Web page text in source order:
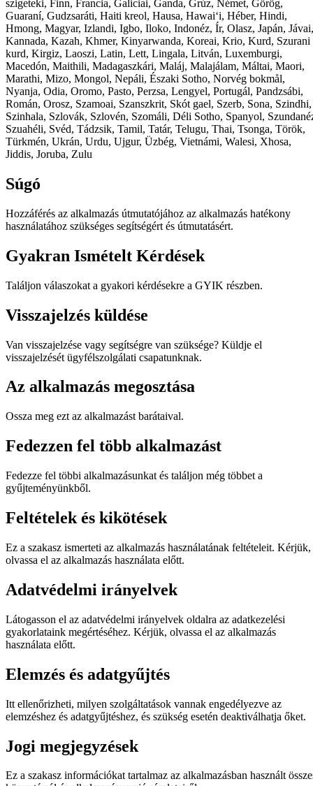
szigeteki, Finn, Francia, Galiciai, Ganda, Grúz, Német, Görög,
Guaraní, Gudzsaráti, Haiti kreol, Hausa, Hawaiʻi, Héber, Hindi,
Hmong, Magyar, Izlandi, Igbo, Iloko, Indonéz, Ír, Olasz, Japán, Jávai,
Kannada, Kazah, Khmer, Kinyarwanda, Koreai, Krio, Kurd, Szurani
kurd, Kirgiz, Laoszi, Latin, Lett, Lingala, Litván, Luxemburgi,
Macedón, Maithili, Madagaszkári, Maláj, Malajálam, Máltai, Maori,
Marathi, Mizo, Mongol, Nepáli, Északi Sotho, Norvég bokmål,
Nyanja, Odia, Oromo, Pasto, Perzsa, Lengyel, Portugál, Pandzsábi,
Román, Orosz, Szamoai, Szanszkrit, Skót gael, Szerb, Sona, Szindhi,
Szinhala, Szlovák, Szlovén, Szomáli, Déli Sotho, Spanyol,
Szuahéli, Svéd, Tádzsik, Tamil, Tatár, Telugu, Thai, Tsonga, Török,
Türkmén, Ukrán, Urdu, Ujgur, Üzbég, Vietnámi, Walesi, Xhosa,
Jiddis, Joruba, Zulu
Súgó
Hozzáférés az alkalmazás útmutatójához az alkalmazás hatékony
használatához szükséges segítségért és útmutatásért.
Gyakran Ismételt Kérdések
Találjon válaszokat a gyakori kérdésekre a GYIK részben.
Visszajelzés küldése
Van visszajelzése vagy segítségre van szüksége? Küldje el
visszajelzését ügyfélszolgálati csapatunknak.
Az alkalmazás megosztása
Ossza meg ezt az alkalmazást barátaival.
Fedezzen fel több alkalmazást
Fedezze fel többi alkalmazásunkat és találjon még többet a
gyűjteményünkből.
Feltételek és kikötések
Ez a szakasz ismerteti az alkalmazás használatának feltételeit. Kérjük,
olvassa el az alkalmazás használata előtt.
Adatvédelmi irányelvek
Látogasson el az adatvédelmi irányelvek oldalra az adatkezelési
gyakorlataink megértéséhez. Kérjük, olvassa el az alkalmazás
használata előtt.
Elemzés és adatgyűjtés
Itt ellenőrizheti, milyen szolgáltatások vannak engedélyezve az
elemzéshez és adatgyűjtéshez, és szükség esetén deaktiválhatja őket.
Jogi megjegyzések
Ez a szakasz információkat tartalmaz az alkalmazásban használt